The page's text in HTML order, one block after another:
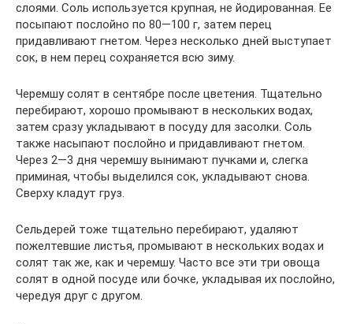
слоями. Соль используется крупная, не йодированная. Ее
посыпают послойно по 80—100 г, затем перец
придавливают гнетом. Через несколько дней выступает
сок, в нем перец сохраняется всю зиму.
Черемшу солят в сентябре после цветения. Тщательно
перебирают, хорошо промывают в нескольких водах,
затем сразу укладывают в посуду для засолки. Соль
также насыпают послойно и придавливают гнетом.
Через 2—3 дня черемшу вынимают пучками и, слегка
приминая, чтобы выделился сок, укладывают снова.
Сверху кладут груз.
Сельдерей тоже тщательно перебирают, удаляют
пожелтевшие листья, промывают в нескольких водах и
солят так же, как и черемшу. Часто все эти три овоща
солят в одной посуде или бочке, укладывая их послойно,
чередуя друг с другом.